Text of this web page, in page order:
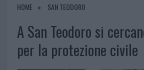
HOME SAN TEODORO
A San Teodoro si
per la protezione civile